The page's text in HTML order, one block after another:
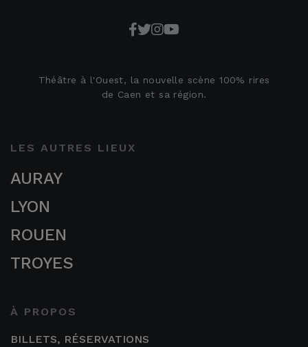
Théâtre à l'Ouest, la nouvelle scène 100% rires
de Caen et sa région.
LES AUTRES LIEUX
AURAY
LYON
ROUEN
TROYES
À PROPOS
BILLETS, RÉSERVATIONS